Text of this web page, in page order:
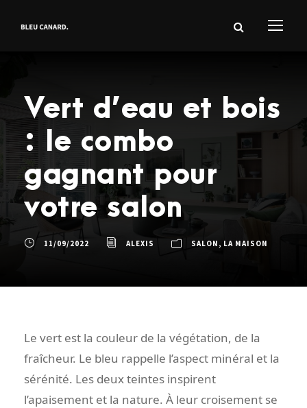
Vert d’eau et bois
: le combo
gagnant pour
votre salon
11/09/2022 ALEXIS SALON , LA MAISON
Le vert est la couleur de la végétation, de la
fraîcheur. Le bleu rappelle l’aspect minéral et la
sérénité. Les deux teintes inspirent
l’apaisement et la nature. À leur croisement se